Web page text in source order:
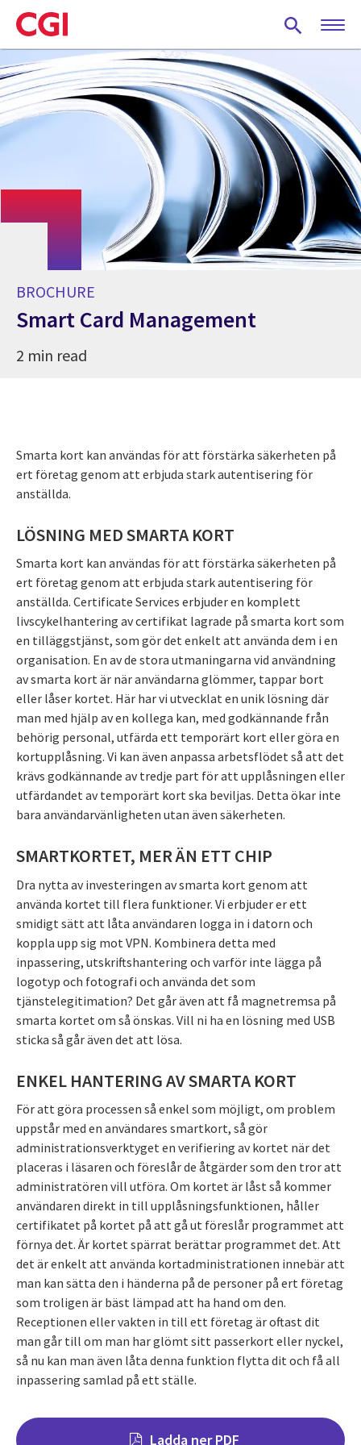
Skip
to
main
content
BROCHURE
Smart Card Management
2 min read
Smarta kort kan användas för att förstärka säkerheten på
ert företag genom att erbjuda stark autentisering för
anställda.
LÖSNING MED SMARTA KORT
Smarta kort kan användas för att förstärka säkerheten på
ert företag genom att erbjuda stark autentisering för
anställda. Certificate Services erbjuder en komplett
livscykelhantering av certifikat lagrade på smarta kort som
en tilläggstjänst, som gör det enkelt att använda dem i en
organisation. En av de stora utmaningarna vid användning
av smarta kort är när användarna glömmer, tappar bort
eller låser kortet. Här har vi utvecklat en unik lösning där
man med hjälp av en kollega kan, med godkännande från
behörig personal, utfärda ett temporärt kort eller göra en
kortupplåsning. Vi kan även anpassa arbetsflödet så att det
krävs godkännande av tredje part för att upplåsningen eller
utfärdandet av temporärt kort ska beviljas. Detta ökar inte
bara användarvänligheten utan även säkerheten.
SMARTKORTET, MER ÄN ETT CHIP
Dra nytta av investeringen av smarta kort genom att
använda kortet till flera funktioner. Vi erbjuder er ett
smidigt sätt att låta användaren logga in i datorn och
koppla upp sig mot VPN. Kombinera detta med
inpassering, utskriftshantering och varför inte lägga på
logotyp och fotografi och använda det som
tjänstelegitimation? Det går även att få magnetremsa på
smarta kortet om så önskas. Vill ni ha en lösning med USB
sticka så går även det att lösa.
ENKEL HANTERING AV SMARTA KORT
För att göra processen så enkel som möjligt, om problem
uppstår med en användares smartkort, så gör
administrationsverktyget en verifiering av kortet när det
placeras i läsaren och föreslår de åtgärder som den tror att
administratören vill utföra. Om kortet är låst så kommer
användaren direkt in till upplåsningsfunktionen, håller
certifikatet på kortet på att gå ut föreslår programmet att
förnya det. Är kortet spärrat berättar programmet det. Att
det är enkelt att använda kortadministrationen innebär att
man kan sätta den i händerna på de personer på ert företag
som troligen är bäst lämpad att ha hand om den.
Receptionen eller vakten in till ett företag är oftast dit
man går till om man har glömt sitt passerkort eller nyckel,
så nu kan man även låta denna funktion flytta dit och få all
inpassering samlad på ett ställe.
Ladda ner PDF